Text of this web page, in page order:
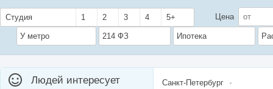
Студия 1 2 3 4 5+ Цена
У метро 214 ФЗ Ипотека
Санкт-Петербург
Людей интересует